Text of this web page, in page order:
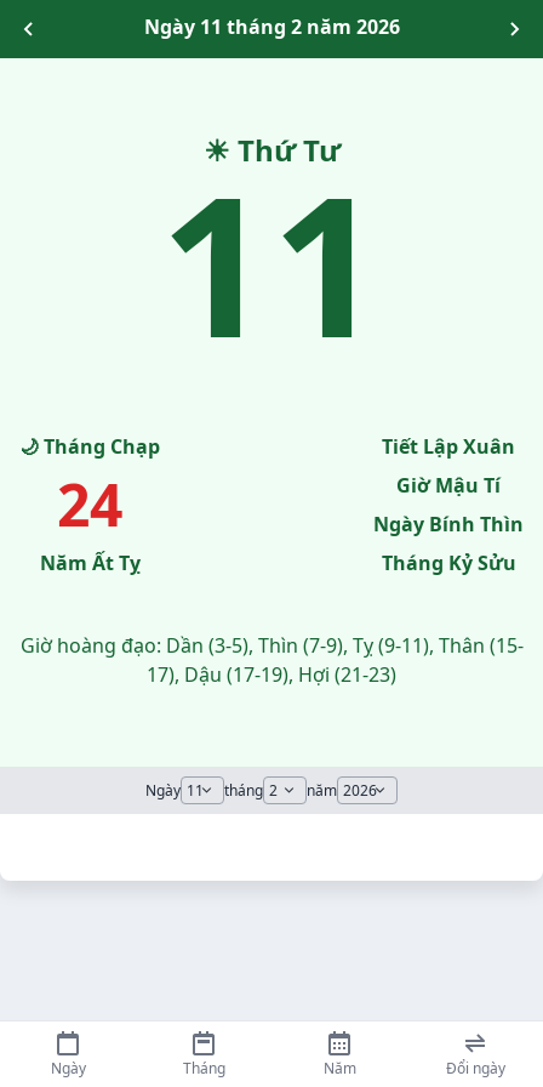
Ngày 11 tháng 2 năm 2026
☀ Thứ Tư
11
🌙 Tháng Chạp
24
Năm Ất Tỵ
Tiết Lập Xuân
Giờ Mậu Tí
Ngày Bính Thìn
Tháng Kỷ Sửu
Giờ hoàng đạo: Dần (3-5), Thìn (7-9), Tỵ (9-11), Thân (15-
17), Dậu (17-19), Hợi (21-23)
Ngày tháng năm
Ngày Tháng Năm Đổi ngày